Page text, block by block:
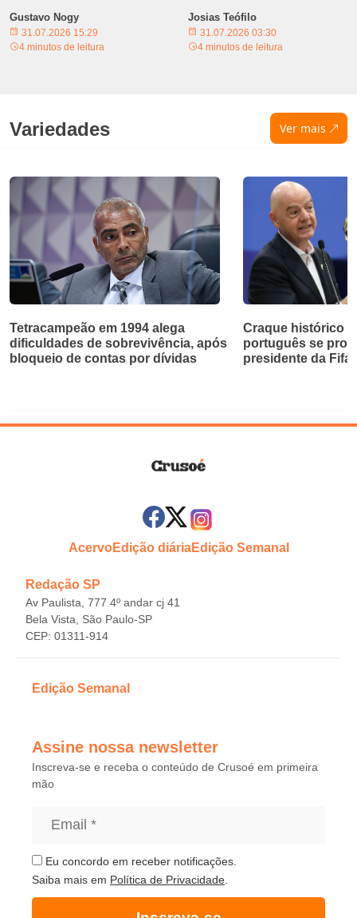
Gustavo Nogy
31.07.2026 15:29
4 minutos de leitura
Josias Teófilo
31.07.2026 03:30
4 minutos de leitura
Variedades Ver mais
Tetracampeão em 1994 alega
dificuldades de sobrevivência, após
bloqueio de contas por dívidas
Craque histórico
português se
presidente da Fifa
AcervoEdição diáriaEdição Semanal
Redação SP
Av Paulista, 777 4º andar cj 41
Bela Vista, São Paulo-SP
CEP: 01311-914
Edição Semanal
Assine nossa newsletter
Inscreva-se e receba o conteúdo de Crusoé em primeira
mão
Eu concordo em receber notificações.
Saiba mais em Política de Privacidade